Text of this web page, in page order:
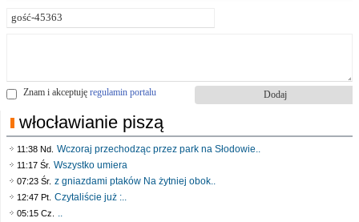
Znam i akceptuję regulamin portalu
włocławianie piszą
11:38 Nd. Wczoraj przechodząc przez park na Słodowie..
11:17 Śr. Wszystko umiera
07:23 Śr. z gniazdami ptaków Na żytniej obok..
12:47 Pt. Czytaliście już :..
05:15 Cz. ..